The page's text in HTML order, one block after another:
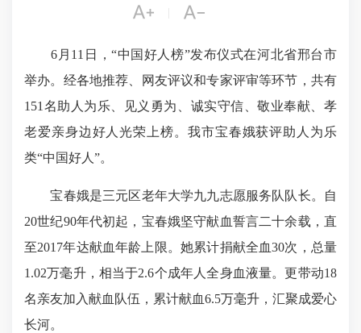
 
6月11日，“中国好人榜”发布仪式在河北省邢台市
举办。经各地推荐、网友评议和专家评审等环节，共有
151名助人为乐、见义勇为、诚实守信、敬业奉献、孝
老爱亲身边好人光荣上榜。我市宝春娥获评助人为乐
类“中国好人”。
宝春娥是三元区老年大学九九志愿服务队队长。自
20世纪90年代初起，宝春娥坚守献血誓言二十余载，直
至2017年达献血年龄上限。她累计捐献全血30次，总量
1.02万毫升，相当于2.6个成年人全身血液量。更带动18
名亲友加入献血队伍，累计献血6.5万毫升，汇聚成爱心
长河。